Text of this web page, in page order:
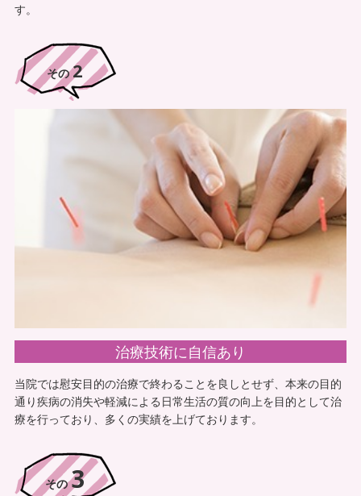
す。
その2
治療技術に自信あり
当院では慰安目的の治療で終わることを良しとせず、本来の目的
通り疾病の消失や軽減による日常生活の質の向上を目的として治
療を行っており、多くの実績を上げております。
その3
豊富なリハビリの知識
併設の訪問リハビリ・リハビリデイサービスとも連携し、リハビ
リ、トレーニングの知識、技術が豊富にあります。歩行訓練や、
機能回復訓練トレーニングをでき利用者様のニーズに応えます！
（もう一度立ちたい、歩きたいなど）
その4